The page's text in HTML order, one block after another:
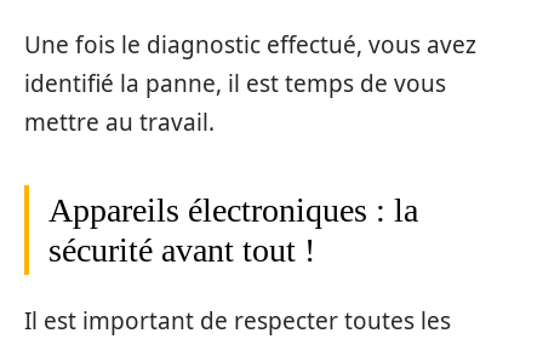
Une fois le diagnostic effectué, vous avez
identifié la panne, il est temps de vous
mettre au travail.
Appareils électroniques : la
sécurité avant tout !
Il est important de respecter toutes les